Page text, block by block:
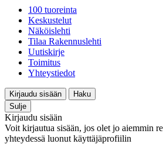
100 tuoreinta
Keskustelut
Näköislehti
Tilaa Rakennuslehti
Uutiskirje
Toimitus
Yhteystiedot
Kirjaudu sisään
Haku
Sulje
Kirjaudu sisään
Voit kirjautua sisään, jos olet jo aiemmin
yhteydessä luonut käyttäjäprofiilin